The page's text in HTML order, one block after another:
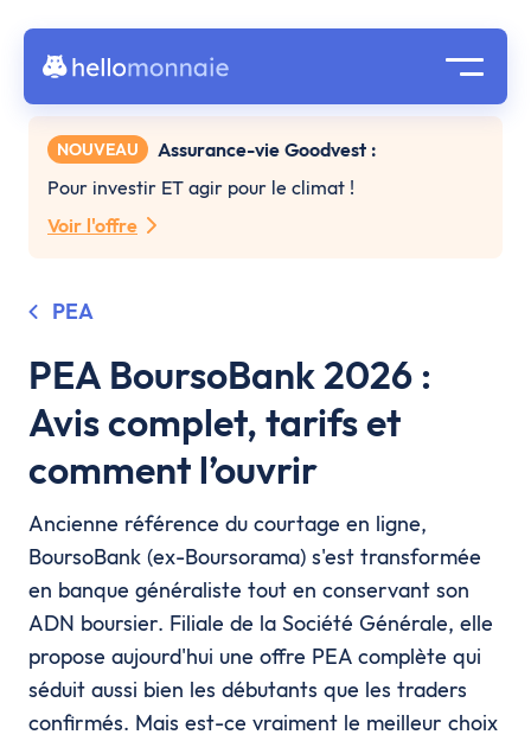
NOUVEAU
Assurance-vie Goodvest :
Pour investir ET agir pour le climat !
Voir l'offre
PEA
PEA BoursoBank 2026 :
Avis complet, tarifs et
comment l’ouvrir
Ancienne référence du courtage en ligne,
BoursoBank (ex-Boursorama) s'est transformée
en banque généraliste tout en conservant son
ADN boursier. Filiale de la Société Générale, elle
propose aujourd'hui une offre PEA complète qui
séduit aussi bien les débutants que les traders
confirmés. Mais est-ce vraiment le meilleur choix